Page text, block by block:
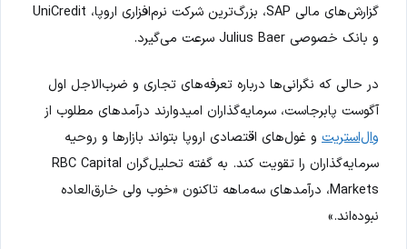
گزارش‌های مالی SAP، بزرگ‌ترین شرکت نرم‌افزاری اروپا، UniCredit
و بانک خصوصی Julius Baer سرعت می‌گیرد.
در حالی که نگرانی‌ها درباره تعرفه‌های تجاری و ضرب‌الاجل اول
آگوست پابرجاست، سرمایه‌گذاران امیدوارند درآمدهای مطلوب از
وال‌استریت و غول‌های اقتصادی اروپا بتواند بازارها و روحیه
سرمایه‌گذاران را تقویت کند. به گفته تحلیل‌گران RBC Capital
Markets، درآمدهای سه‌ماهه تاکنون «خوب ولی خارق‌العاده
نبوده‌اند.»